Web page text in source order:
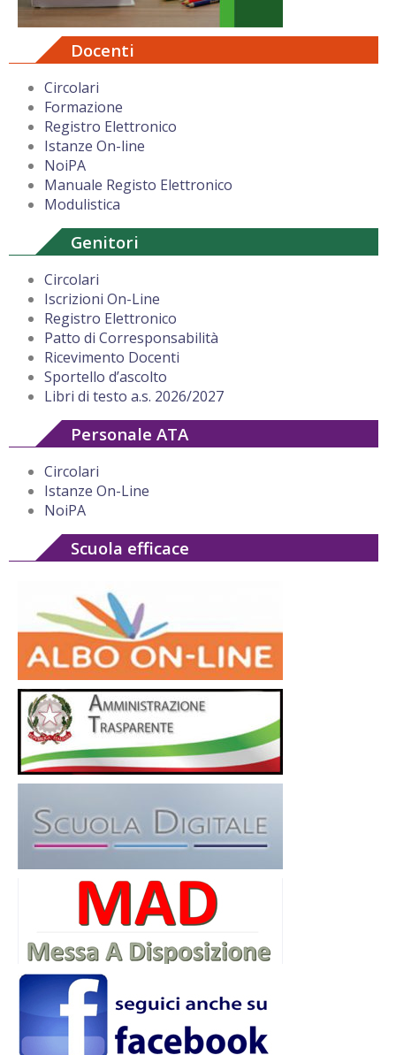
Docenti
Circolari
Formazione
Registro Elettronico
Istanze On-line
NoiPA
Manuale Registo Elettronico
Modulistica
Genitori
Circolari
Iscrizioni On-Line
Registro Elettronico
Patto di Corresponsabilità
Ricevimento Docenti
Sportello d’ascolto
Libri di testo a.s. 2026/2027
Personale ATA
Circolari
Istanze On-Line
NoiPA
Scuola efficace